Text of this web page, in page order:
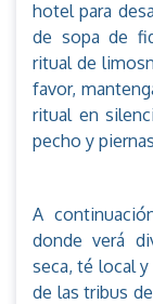
hotel para
de sopa de
ritual de
favor,
ritual en
pecho y
A
donde verá
seca, té local
de las tribus